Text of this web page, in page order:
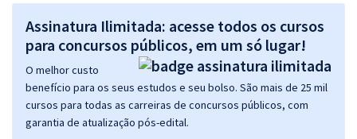
R$ 199,92à vista
ou 12x de R$16,66
Economize R$ 49,98 (-20%)
Comprar
Assinatura Ilimitada: acesse todos os cursos
para concursos públicos, em um só lugar!
O melhor custo
benefício para os seus estudos e seu bolso. São mais de 25 mil
cursos para todas as carreiras de concursos públicos, com
garantia de atualização pós-edital.